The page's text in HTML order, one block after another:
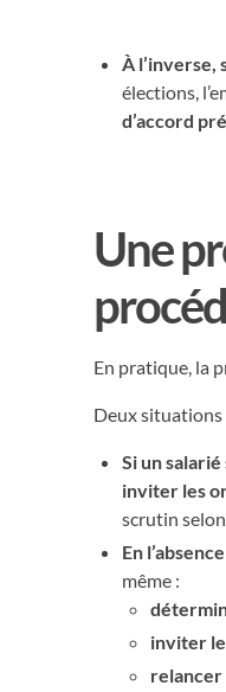
À l’inverse,
élections,
d’accord
Une
En pratique, la
Deux situations
Si un
inviter les
scrutin
En
même :
inviter
relancer